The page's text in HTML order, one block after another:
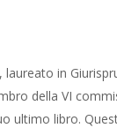
in
della VI
ultimo libro.